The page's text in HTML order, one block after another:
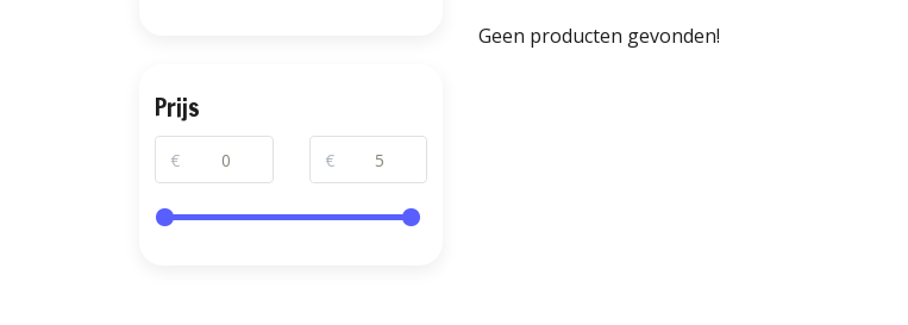
Geen producten gevonden!
Prijs
€ €